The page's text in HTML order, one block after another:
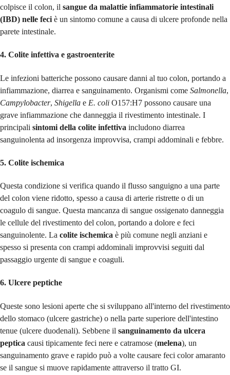
colpisce il colon, il sangue da malattie infiammatorie intestinali
(IBD) nelle feci è un sintomo comune a causa di ulcere profonde nella
parete intestinale.
4. Colite infettiva e gastroenterite
Le infezioni batteriche possono causare danni al tuo colon, portando a
infiammazione, diarrea e sanguinamento. Organismi come Salmonella,
Campylobacter, Shigella e E. coli O157:H7 possono causare una
grave infiammazione che danneggia il rivestimento intestinale. I
principali sintomi della colite infettiva includono diarrea
sanguinolenta ad insorgenza improvvisa, crampi addominali e febbre.
5. Colite ischemica
Questa condizione si verifica quando il flusso sanguigno a una parte
del colon viene ridotto, spesso a causa di arterie ristrette o di un
coagulo di sangue. Questa mancanza di sangue ossigenato danneggia
le cellule del rivestimento del colon, portando a dolore e feci
sanguinolente. La colite ischemica è più comune negli anziani e
spesso si presenta con crampi addominali improvvisi seguiti dal
passaggio urgente di sangue e coaguli.
6. Ulcere peptiche
Queste sono lesioni aperte che si sviluppano all'interno del rivestimento
dello stomaco (ulcere gastriche) o nella parte superiore dell'intestino
tenue (ulcere duodenali). Sebbene il sanguinamento da ulcera
peptica causi tipicamente feci nere e catramose (melena), un
sanguinamento grave e rapido può a volte causare feci color amaranto
se il sangue si muove rapidamente attraverso il tratto GI.